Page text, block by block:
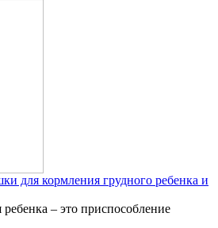
для кормления грудного ребенка и
– это приспособление